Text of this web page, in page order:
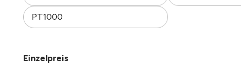
PT1000
Einzelpreis